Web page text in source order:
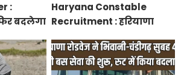
:
बदलेगा
Haryana Constable
Recruitment : हरियाणा
लेकर आया अपडेट, हर पद के
लिए 55 युवाओं ने किया